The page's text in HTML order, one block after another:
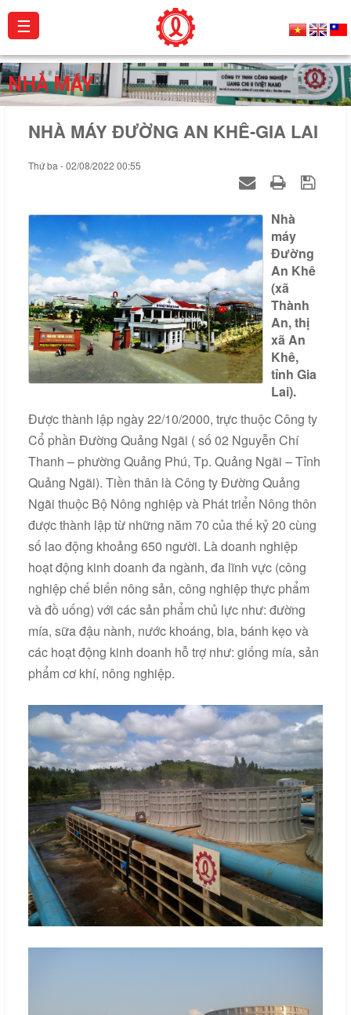
Giới
thiệu
Sản
Hoạt
động
Catalogue
Chứng
chỉ
Liên
☰
NHÀ MÁY
NHÀ MÁY ĐƯỜNG AN KHÊ-GIA LAI
Thứ ba - 02/08/2022 00:55
Nhà
máy
Đường
An Khê
(xã
Thành
An, thị
xã An
Khê,
tỉnh Gia
Lai).
Được thành lập ngày 22/10/2000, trực thuộc Công ty
Cổ phần Đường Quảng Ngãi ( số 02 Nguyễn Chí
Thanh – phường Quảng Phú, Tp. Quảng Ngãi – Tỉnh
Quảng Ngãi). Tiền thân là Công ty Đường Quảng
Ngãi thuộc Bộ Nông nghiệp và Phát triển Nông thôn
được thành lập từ những năm 70 của thế kỷ 20 cùng
số lao động khoảng 650 người. Là doanh nghiệp
hoạt động kinh doanh đa ngành, đa lĩnh vực (công
nghiệp chế biến nông sản, công nghiệp thực phẩm
và đồ uống) với các sản phẩm chủ lực như: đường
mía, sữa đậu nành, nước khoáng, bia, bánh kẹo và
các hoạt động kinh doanh hỗ trợ như: giống mía, sản
phẩm cơ khí, nông nghiệp.